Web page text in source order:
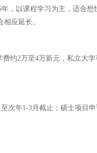
，以课程学习为主，适合
应延长。
约2万至4万新元，私立大
次年1-3月截止；硕士项目